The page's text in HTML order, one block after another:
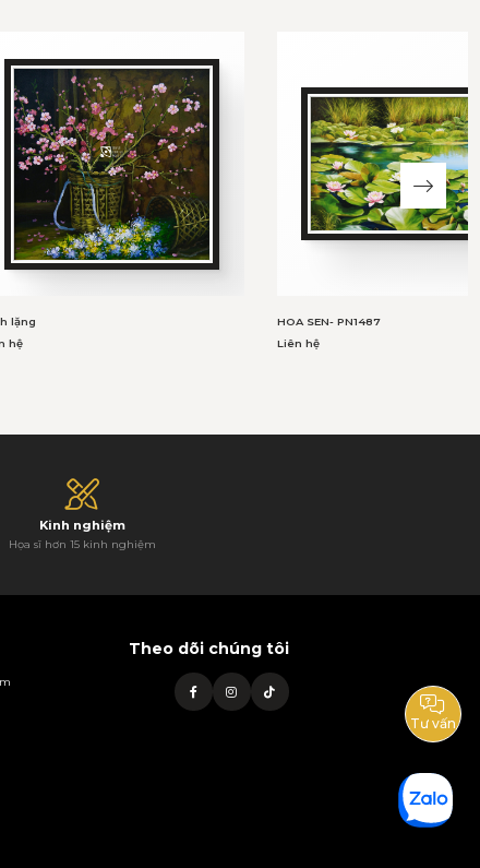
lặng
hệ
HOA SEN- PN1487
Liên hệ
Kinh nghiệm
Họa sĩ hơn 15 kinh nghiệm
Theo dõi chúng tôi
Tư vấn